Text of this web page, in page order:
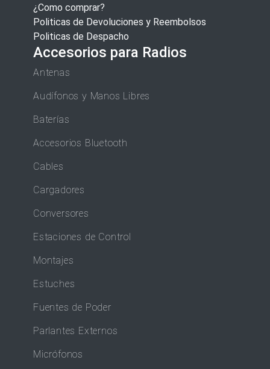
¿Como comprar?
Politicas de Devoluciones y Reembolsos
Politicas de Despacho
Accesorios para Radios
Antenas
Audífonos y Manos Libres
Baterías
Accesorios Bluetooth
Cables
Cargadores
Conversores
Estaciones de Control
Montajes
Estuches
Fuentes de Poder
Parlantes Externos
Micrófonos